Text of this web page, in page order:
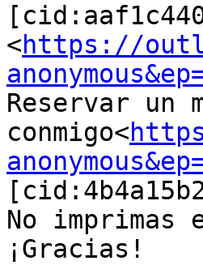
<https://
Reservar un
conmigo<
No
¡Gracias!